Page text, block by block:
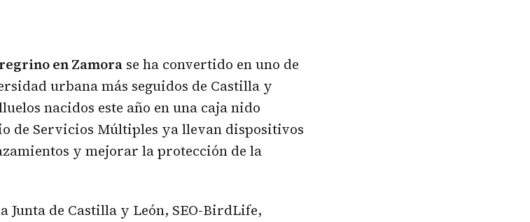
en Zamora se ha convertido en uno de
urbana más seguidos de Castilla y
nacidos este año en una caja nido
de Servicios Múltiples ya llevan dispositivos
y mejorar la protección de la
de Castilla y León, SEO-BirdLife,